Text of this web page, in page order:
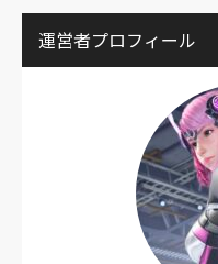
運営者プロフィール